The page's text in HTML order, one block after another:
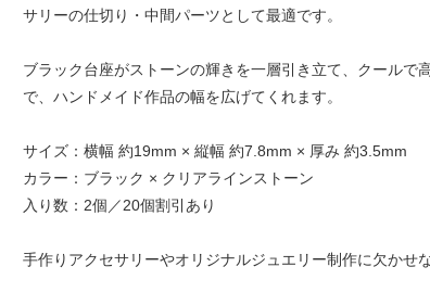
サリーの仕切り・中間パーツとして最適です。
ブラック台座がストーンの輝きを一層引き立て、クール
で、ハンドメイド作品の幅を広げてくれます。
サイズ：横幅 約19mm × 縦幅 約7.8mm × 厚み 約3.5mm
カラー：ブラック × クリアラインストーン
入り数：2個／20個割引あり
手作りアクセサリーやオリジナルジュエリー制作に欠かせ